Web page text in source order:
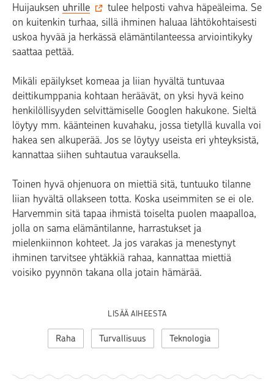
Huijauksen uhrille
tulee helposti vahva häpeäleima. Se
on kuitenkin turhaa, sillä ihminen haluaa lähtökohtaisesti
uskoa hyvää ja herkässä elämäntilanteessa arviointikyky
saattaa pettää.
Mikäli epäilykset komeaa ja liian hyvältä tuntuvaa
deittikumppania kohtaan heräävät, on yksi hyvä keino
henkilöllisyyden selvittämiselle Googlen hakukone. Sieltä
löytyy mm. käänteinen kuvahaku, jossa tietyllä kuvalla voi
hakea sen alkuperää. Jos se löytyy useista eri yhteyksistä,
kannattaa siihen suhtautua varauksella.
Toinen hyvä ohjenuora on miettiä sitä, tuntuuko tilanne
liian hyvältä ollakseen totta. Koska useimmiten se ei ole.
Harvemmin sitä tapaa ihmistä toiselta puolen maapalloa,
jolla on sama elämäntilanne, harrastukset ja
mielenkiinnon kohteet. Ja jos varakas ja menestynyt
ihminen tarvitsee yhtäkkiä rahaa, kannattaa miettiä
voisiko pyynnön takana olla jotain hämärää.
LISÄÄ AIHEESTA
Raha Turvallisuus Teknologia